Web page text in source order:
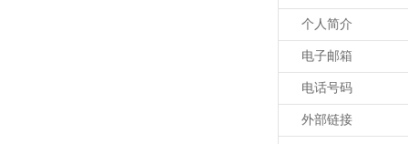
个人简介
电子邮箱
电话号码
外部链接